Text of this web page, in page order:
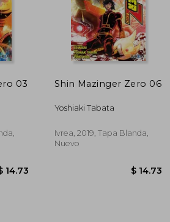
03 Shin Mazinger Zero 06
Yoshiaki Tabata
Ivrea, 2019, Tapa Blanda,
Nuevo